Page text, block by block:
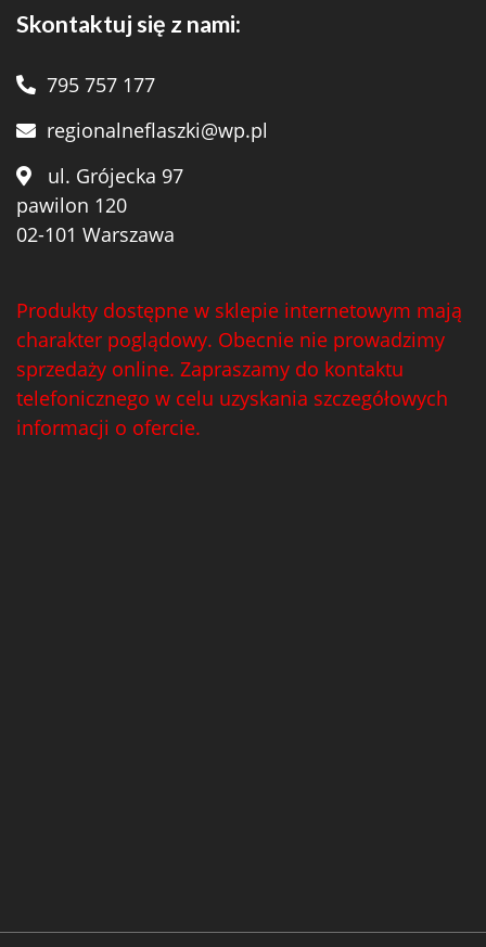
Skontaktuj się z nami:
795 757 177
regionalneflaszki@wp.pl
ul. Grójecka 97
pawilon 120
02-101 Warszawa
Produkty dostępne w sklepie internetowym mają
charakter poglądowy. Obecnie nie prowadzimy
sprzedaży online. Zapraszamy do kontaktu
telefonicznego w celu uzyskania szczegółowych
informacji o ofercie.